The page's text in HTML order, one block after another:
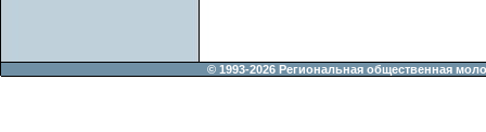
© 1993-2026 Региональная общественная